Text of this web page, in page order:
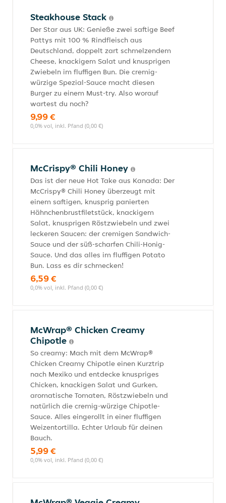
Steakhouse Stack
Der Star aus UK: Genieße zwei saftige Beef
Pattys mit 100 % Rindfleisch aus
Deutschland, doppelt zart schmelzendem
Cheese, knackigem Salat und knusprigen
Zwiebeln im fluffigen Bun. Die cremig-
würzige Spezial-Sauce macht diesen
Burger zu einem Must-try. Also worauf
wartest du noch?
9,99 €
0,0% vol, inkl. Pfand (0,00 €)
McCrispy® Chili Honey
Das ist der neue Hot Take aus Kanada: Der
McCrispy® Chili Honey überzeugt mit
einem saftigen, knusprig panierten
Hähnchenbrustfiletstück, knackigem
Salat, knusprigen Röstzwiebeln und zwei
leckeren Saucen: der cremigen Sandwich-
Sauce und der süß-scharfen Chili-Honig-
Sauce. Und das alles im fluffigen Potato
Bun. Lass es dir schmecken!
6,59 €
0,0% vol, inkl. Pfand (0,00 €)
McWrap® Chicken Creamy
Chipotle
So creamy: Mach mit dem McWrap®
Chicken Creamy Chipotle einen Kurztrip
nach Mexiko und entdecke knuspriges
Chicken, knackigen Salat und Gurken,
aromatische Tomaten, Röstzwiebeln und
natürlich die cremig-würzige Chipotle-
Sauce. Alles eingerollt in einer fluffigen
Weizentortilla. Echter Urlaub für deinen
Bauch.
5,99 €
0,0% vol, inkl. Pfand (0,00 €)